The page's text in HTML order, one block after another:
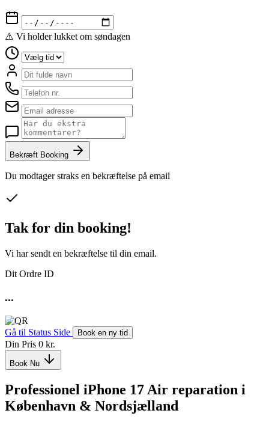
⚠️ Vi holder lukket om søndagen
Bekræft Booking
Du modtager straks en bekræftelse på email
Tak for din booking!
Vi har sendt en bekræftelse til din email.
Dit Ordre ID
...
Gå til Status Side Book en ny tid
Din Pris 0 kr.
Book Nu
Professionel iPhone 17 Air reparation i
København & Nordsjælland